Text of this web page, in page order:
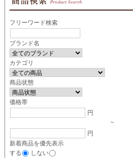
フリーワード検索
ブランド名
カテゴリ
商品状態
価格帯
円
~
円
新着商品を優先表示
する
しない